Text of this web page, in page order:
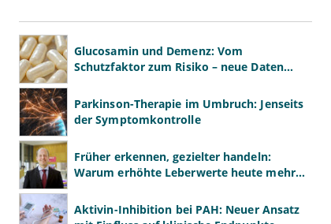
Glucosamin und Demenz: Vom
Schutzfaktor zum Risiko – neue Daten
Parkinson-Therapie im Umbruch: Jenseits
der Symptomkontrolle
Früher erkennen, gezielter handeln:
Warum erhöhte Leberwerte heute mehr
Aktivin-Inhibition bei PAH: Neuer Ansatz